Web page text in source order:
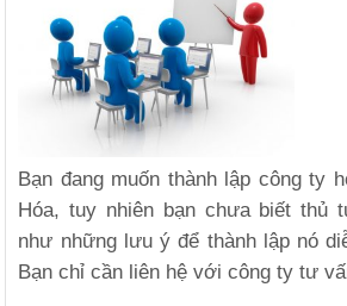
Bạn đang muốn thành lập công ty
Hóa, tuy nhiên bạn chưa biết thủ
như những lưu ý để thành lập nó
Bạn chỉ cần liên hệ với công ty tư